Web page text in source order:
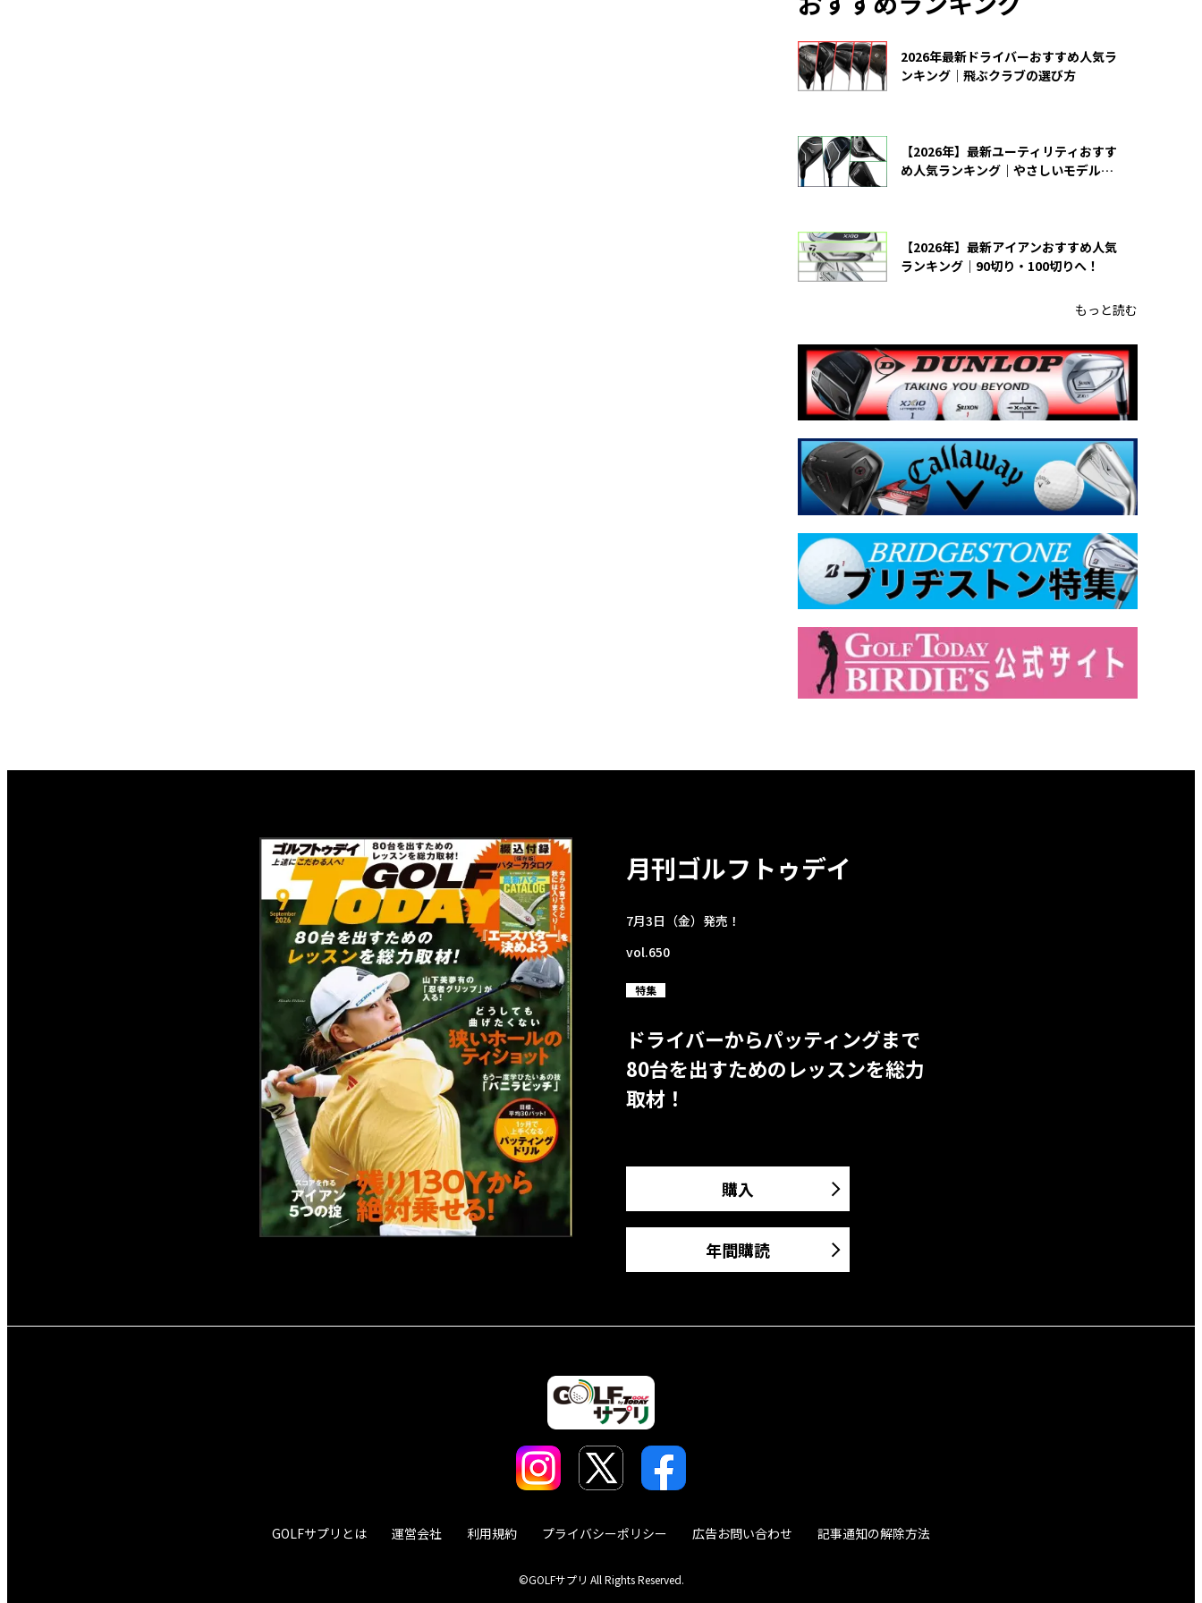
2026年最新ドライバーおすすめ人気ラ
ンキング｜飛ぶクラブの選び方
【2026年】最新ユーティリティおすす
め人気ランキング｜やさしいモデルの
【2026年】最新アイアンおすすめ人気
ランキング｜90切り・100切りへ！
もっと読む
月刊ゴルフトゥデイ
7月3日（金）発売！
vol.650
特集
ドライバーからパッティングまで
80台を出すためのレッスンを総力
取材！
購入
年間購読
GOLFサプリとは 運営会社 利用規約 プライバシーポリシー 広告お問い合わせ 記事通知の解除方法
©GOLFサプリ All Rights Reserved.